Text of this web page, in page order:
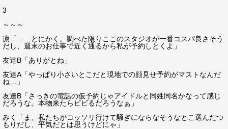
3
～～～
凛「……とにかく。調べた限りここのスタジオが一番コスパ良さそう
だし、週末のお仕事で近く通るから私が予約しとくよ」
友達B「ありがとね」
友達A「やっぱり小さいとこだと現地での顔見せ予約がマストなんだ
ね…」
友達B「さっきの電話の仮予約じゃアイドルと同姓同名かなって感じ
だろうな。本物来たらビビるだろうなぁ」
みく「ま、私たちがコッソリ行けて騒ぎにならなそうなとこ選んだつ
もりだし、平気だとは思うけどにゃ」